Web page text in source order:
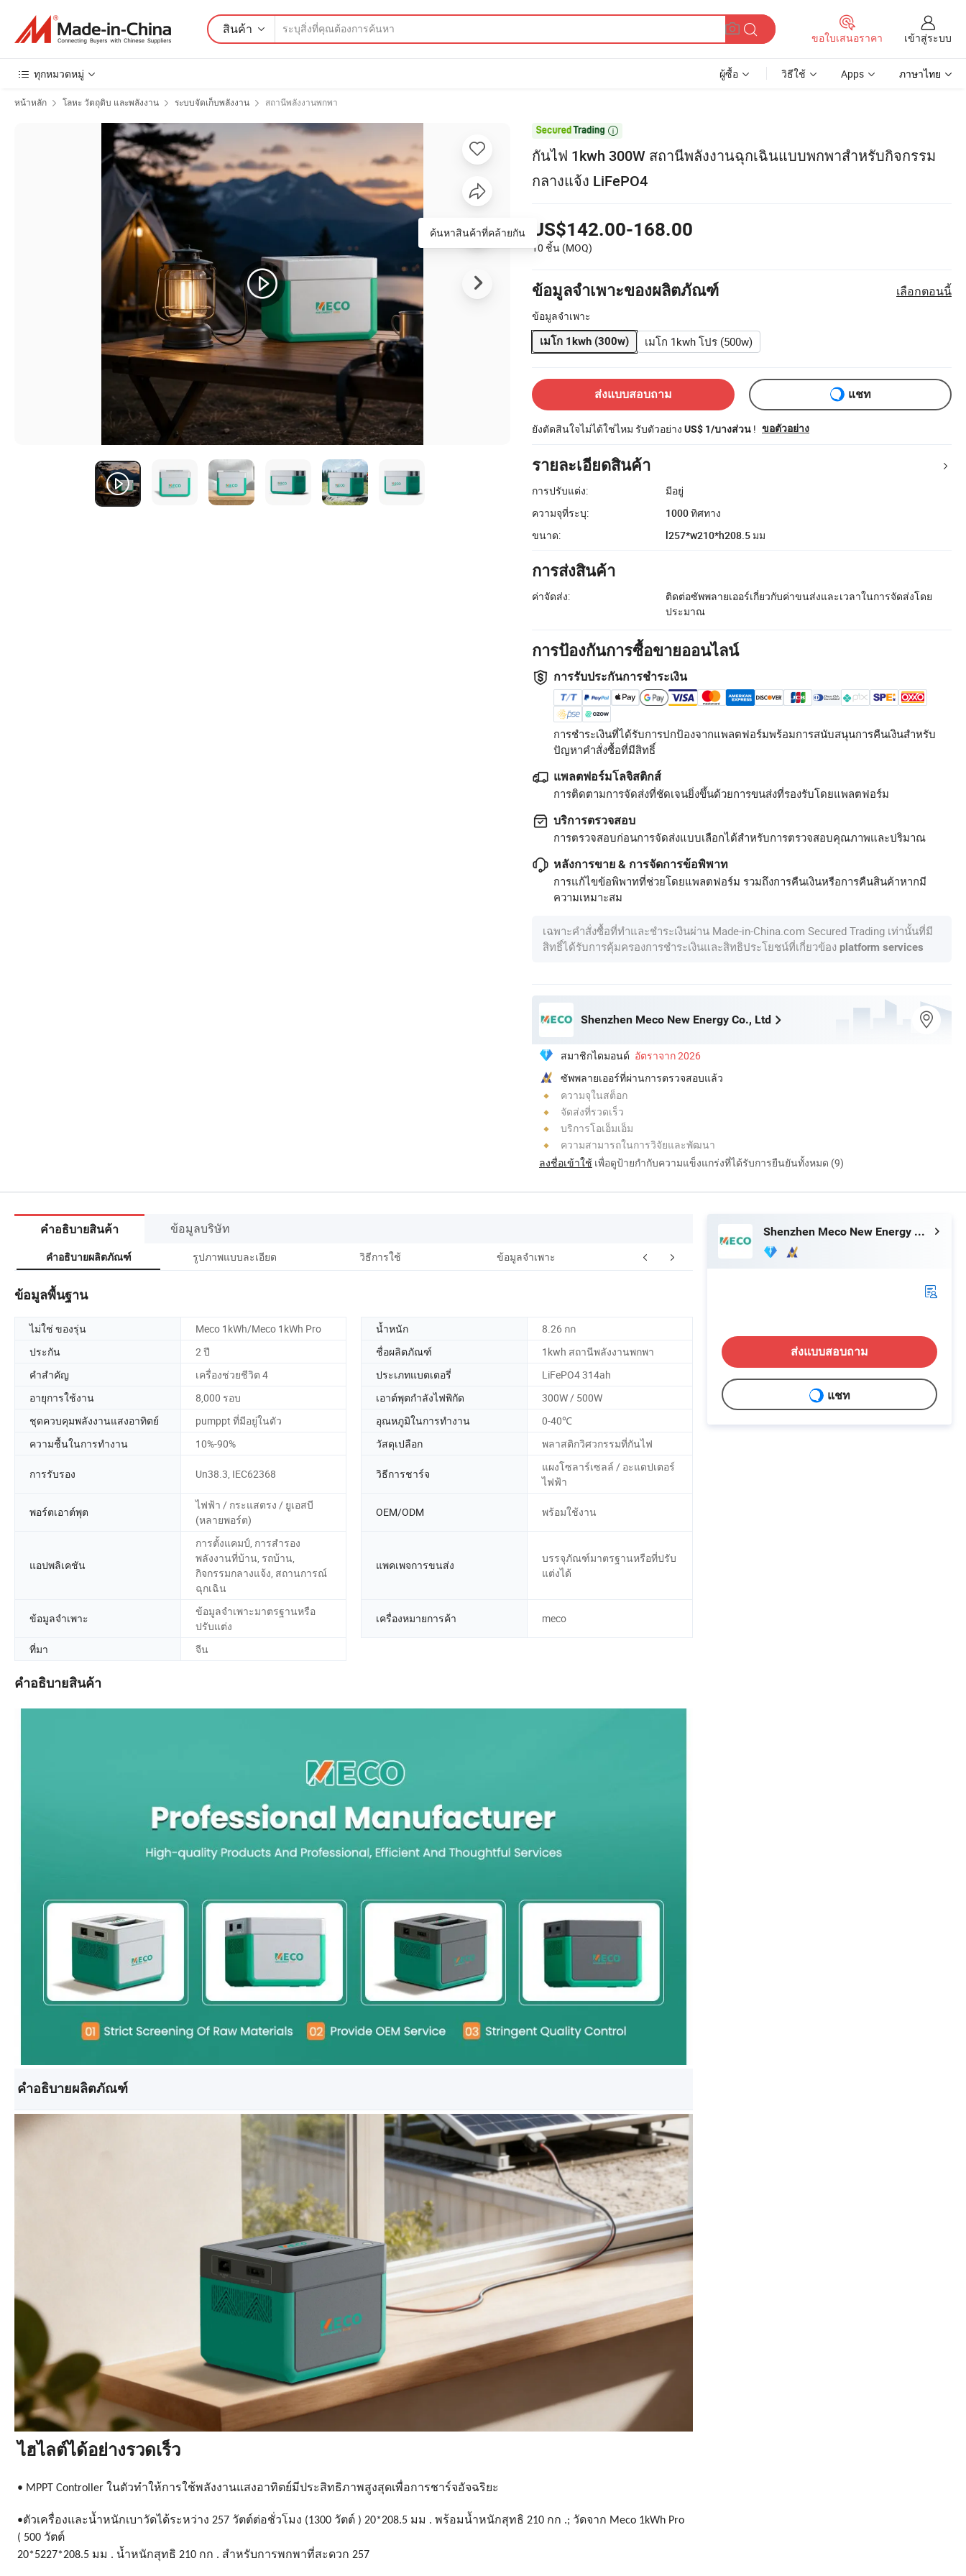
สินค้า
ขอใบเสนอราคา เข้าสู่ระบบ
ทุกหมวดหมู่ ผู้ซื้อ วิธีใช้ Apps ภาษาไทย
หน้าหลัก โลหะ วัตถุดิบ และพลังงาน ระบบจัดเก็บพลังงาน สถานีพลังงานพกพา

กันไฟ 1kwh 300W สถานีพลังงานฉุกเฉินแบบพกพาสำหรับกิจกรรม
กลางแจ้ง LiFePO4
US$142.00-168.00
10 ชิ้น (MOQ)
ข้อมูลจำเพาะของผลิตภัณฑ์ เลือกตอนนี้
ข้อมูลจำเพาะ
เมโก 1kwh (300w) เมโก 1kwh โปร (500w)
ส่งแบบสอบถาม แชท
ยังตัดสินใจไม่ได้ใช่ไหม รับตัวอย่าง US$ 1/บางส่วน ! ขอตัวอย่าง
รายละเอียดสินค้า
การปรับแต่ง:
มีอยู่
ความจุที่ระบุ:
1000 ทิศทาง
ขนาด:
l257*w210*h208.5 มม
การส่งสินค้า
ค่าจัดส่ง:
ติดต่อซัพพลายเออร์เกี่ยวกับค่าขนส่งและเวลาในการจัดส่งโดย
ประมาณ
การป้องกันการซื้อขายออนไลน์
การรับประกันการชำระเงิน
การชำระเงินที่ได้รับการปกป้องจากแพลตฟอร์มพร้อมการสนับสนุนการคืนเงินสำหรับ
ปัญหาคำสั่งซื้อที่มีสิทธิ์
แพลตฟอร์มโลจิสติกส์
การติดตามการจัดส่งที่ชัดเจนยิ่งขึ้นด้วยการขนส่งที่รองรับโดยแพลตฟอร์ม
บริการตรวจสอบ
การตรวจสอบก่อนการจัดส่งแบบเลือกได้สำหรับการตรวจสอบคุณภาพและปริมาณ
หลังการขาย & การจัดการข้อพิพาท
การแก้ไขข้อพิพาทที่ช่วยโดยแพลตฟอร์ม รวมถึงการคืนเงินหรือการคืนสินค้าหากมี
ความเหมาะสม
เฉพาะคำสั่งซื้อที่ทำและชำระเงินผ่าน Made-in-China.com Secured Trading เท่านั้นที่มี
สิทธิ์ได้รับการคุ้มครองการชำระเงินและสิทธิประโยชน์ที่เกี่ยวข้อง platform services
Shenzhen Meco New Energy Co., Ltd
สมาชิกไดมอนด์ อัตราจาก 2026
ซัพพลายเออร์ที่ผ่านการตรวจสอบแล้ว
ความจุในสต็อก
จัดส่งที่รวดเร็ว
บริการโอเอ็มเอ็ม
ความสามารถในการวิจัยและพัฒนา
ลงชื่อเข้าใช้ เพื่อดูป้ายกำกับความแข็งแกร่งที่ได้รับการยืนยันทั้งหมด (9)
ค้นหาสินค้าที่คล้ายกัน
คำอธิบายสินค้า ข้อมูลบริษัท
คำอธิบายผลิตภัณฑ์ รูปภาพแบบละเอียด วิธีการใช้ ข้อมูลจำเพาะ คำถามที่พบบ่อย
ข้อมูลพื้นฐาน
ไม่ใช่ ของรุ่น Meco 1kWh/Meco 1kWh Pro น้ำหนัก
8.26 กก
ประกัน
2 ปี ชื่อผลิตภัณฑ์
1kwh สถานีพลังงานพกพา
คำสำคัญ
เครื่องช่วยชีวิต 4 ประเภทแบตเตอรี่
LiFePO4 314ah
อายุการใช้งาน
8,000 รอบ เอาต์พุตกำลังไฟพิกัด
300W / 500W
ชุดควบคุมพลังงานแสงอาทิตย์
pumppt ที่มีอยู่ในตัว อุณหภูมิในการทำงาน
0-40℃
ความชื้นในการทำงาน
10%-90% วัสดุเปลือก พลาสติกวิศวกรรมที่กันไฟ
การรับรอง Un38.3, IEC62368 วิธีการชาร์จ
แผงโซลาร์เซลล์ / อะแดปเตอร์
ไฟฟ้า
พอร์ตเอาต์พุต
ไฟฟ้า / กระแสตรง / ยูเอสบี
(หลายพอร์ต)
OEM/ODM พร้อมใช้งาน
แอปพลิเคชัน
การตั้งแคมป์, การสำรอง
พลังงานที่บ้าน, รถบ้าน,
กิจกรรมกลางแจ้ง, สถานการณ์
ฉุกเฉิน
แพคเพจการขนส่ง
บรรจุภัณฑ์มาตรฐานหรือที่ปรับ
แต่งได้
ข้อมูลจำเพาะ
ข้อมูลจำเพาะมาตรฐานหรือ
ปรับแต่ง
เครื่องหมายการค้า meco
ที่มา จีน
คำอธิบายสินค้า
คำอธิบายผลิตภัณฑ์
ไฮไลต์ได้อย่างรวดเร็ว
• MPPT Controller ในตัวทำให้การใช้พลังงานแสงอาทิตย์มีประสิทธิภาพสูงสุดเพื่อการชาร์จอัจฉริยะ
•ตัวเครื่องและน้ำหนักเบาวัดได้ระหว่าง 257 วัตต์ต่อชั่วโมง (1300 วัตต์ ) 20*208.5 มม . พร้อมน้ำหนักสุทธิ 210 กก .; วัดจาก Meco 1kWh Pro
( 500 วัตต์
20*5227*208.5 มม . น้ำหนักสุทธิ 210 กก . สำหรับการพกพาที่สะดวก 257
Shenzhen Meco New Energy Co., Ltd
ส่งแบบสอบถาม
แชท